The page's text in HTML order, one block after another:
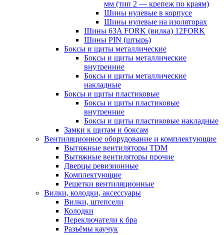
мм (тип 2 — крепеж по краям)
Шины нулевые в корпусе
Шины нулевые на изоляторах
Шины 63A FORK (вилка) 12FORK
Шины PIN (штырь)
Боксы и щиты металлические
Боксы и щиты металлические
внутренние
Боксы и щиты металлические
накладные
Боксы и щиты пластиковые
Боксы и щиты пластиковые
внутренние
Боксы и щиты пластиковые накладные
Замки к щитам и боксам
Вентиляционное оборудование и комплектующие
Вытяжные вентиляторы TDM
Вытяжные вентиляторы прочие
Дверцы ревизионные
Комплектующие
Решетки вентиляционные
Вилки, колодки, аксессуары
Вилки, штепсели
Колодки
Переключатели к бра
Разъёмы каучук